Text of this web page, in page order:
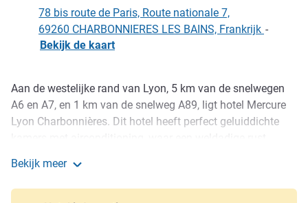
78 bis route de Paris, Route nationale 7,
69260 CHARBONNIERES LES BAINS, Frankrijk -
Bekijk de kaart
Omschrijving
Aan de westelijke rand van Lyon, 5 km van de snelwegen
A6 en A7, en 1 km van de snelweg A89, ligt hotel Mercure
Lyon Charbonnières. Dit hotel heeft perfect geluiddichte
wandeling in de stad? Het restaurant van het hotel biedt
vele plaatselijke specialiteiten waarvan u kunt genieten op
Bekijk meer